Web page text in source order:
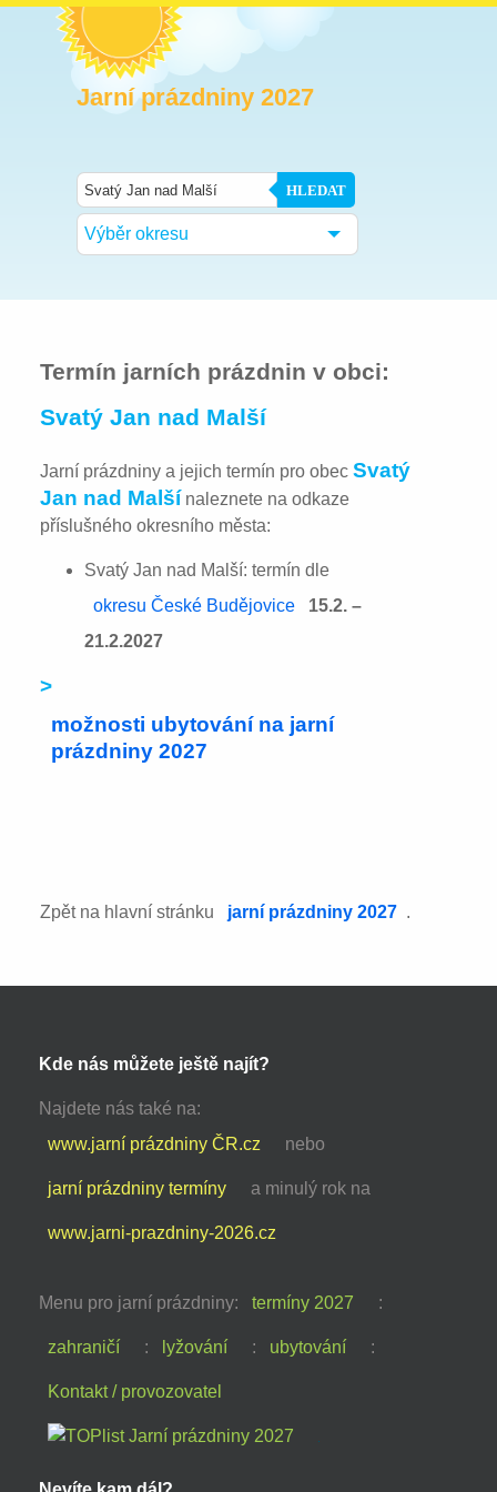
Jarní prázdniny 2027
HLEDAT
Výběr okresu
Termín jarních prázdnin v obci:
Svatý Jan nad Malší
Jarní prázdniny a jejich termín pro obecSvatý
Jan nad Malší naleznete na odkaze
příslušného okresního města:
Svatý Jan nad Malší: termín dle
okresu České Budějovice
15.2. –
21.2.2027
>
možnosti ubytování na jarní
prázdniny 2027
Zpět na hlavní stránku jarní prázdniny 2027 .
Kde nás můžete ještě najít?
Najdete nás také na:
www.jarní prázdniny ČR.cz
nebo
jarní prázdniny termíny a minulý rok na
www.jarni-prazdniny-2026.cz
Menu pro jarní prázdniny: termíny 2027 :
zahraničí : lyžování : ubytování :
Kontakt / provozovatel